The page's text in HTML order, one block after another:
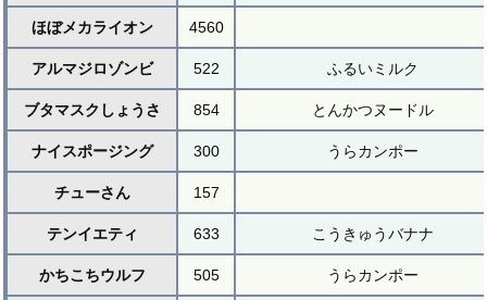
ほぼメカライオン 4560
アルマジロゾンビ 522 ふるいミルク
ブタマスクしょうさ 854 とんかつヌードル
ナイスポージング 300 うらカンポー
チューさん 157
テンイエティ 633 こうきゅうバナナ
かちこちウルフ 505 うらカンポー